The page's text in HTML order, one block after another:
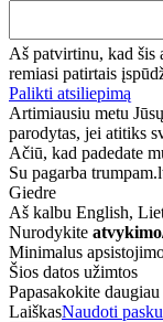
Aš patvirtinu, kad šis
remiasi patirtais
Palikti atsiliepimą
Artimiausiu metu
parodytas, jei atitiks
Ačiū, kad padedate
Su pagarba
Giedre
Aš kalbu English,
Nurodykite
Minimalus
Šios datos užimtos
Papasakokite
LaiškasNaudoti